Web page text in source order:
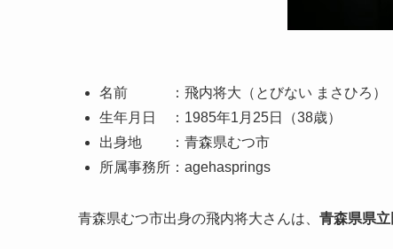
名前 ：飛内将大（とびない まさひろ）
生年月日 ：1985年1月25日（38歳）
出身地 ：青森県むつ市
所属事務所：agehasprings
青森県むつ市出身の飛内将大さんは、 青森県県